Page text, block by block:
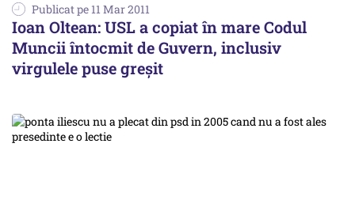
Publicat pe 11 Mar 2011
Ioan Oltean: USL a copiat în mare Codul
Muncii întocmit de Guvern, inclusiv
virgulele puse greşit